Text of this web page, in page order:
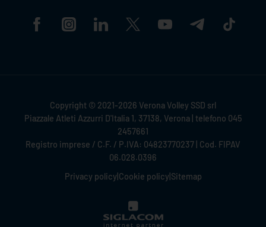
Copyright © 2021-2026 Verona Volley SSD srl
Piazzale Atleti Azzurri D'Italia 1, 37138, Verona | telefono 045
2457661
Registro imprese / C.F. / P.IVA: 04823770237 | Cod. FIPAV
06.028.0396
Privacy policy Cookie policy Sitemap